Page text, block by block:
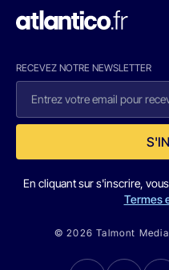
RECEVEZ NOTRE NEWSLETTER
En cliquant sur s'inscrire,
Termes
© 2026 Talmont